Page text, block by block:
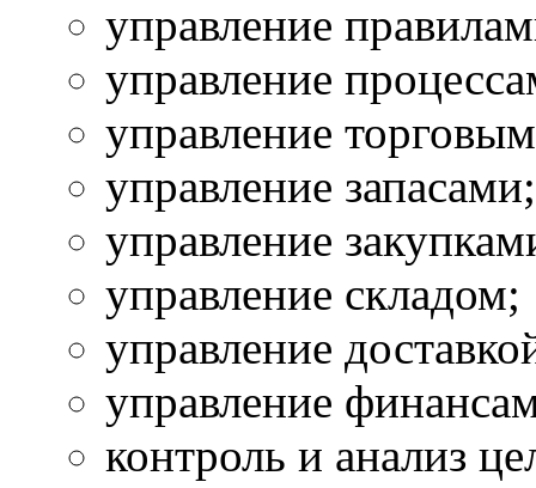
управление
управление
управление
управление запасами;
управление
управление складом;
управление
управление
контроль и анализ